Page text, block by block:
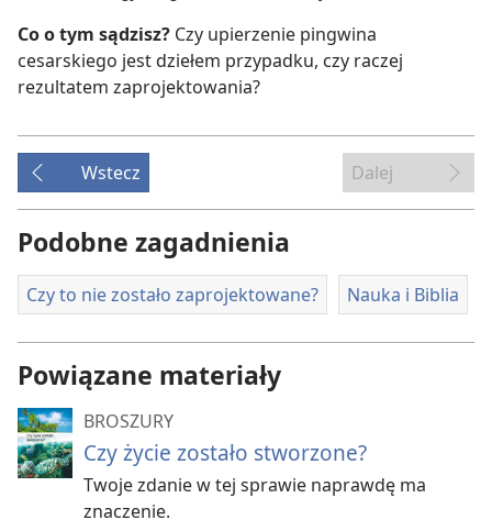
Co o tym sądzisz? Czy upierzenie pingwina
cesarskiego jest dziełem przypadku, czy raczej
rezultatem zaprojektowania?
Wstecz Dalej
Podobne zagadnienia
Czy to nie zostało zaprojektowane? Nauka i Biblia
Powiązane materiały
BROSZURY
Czy życie zostało stworzone?
Twoje zdanie w tej sprawie naprawdę ma
znaczenie.